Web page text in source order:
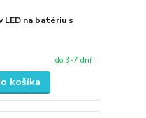
LED na batériu s
do 3-7 dní
košíka